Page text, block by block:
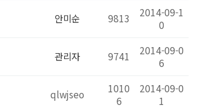
안미순 9813
2014-09-1
0
관리자 9741
2014-09-0
6
qlwjseo
1010
6
2014-09-0
1